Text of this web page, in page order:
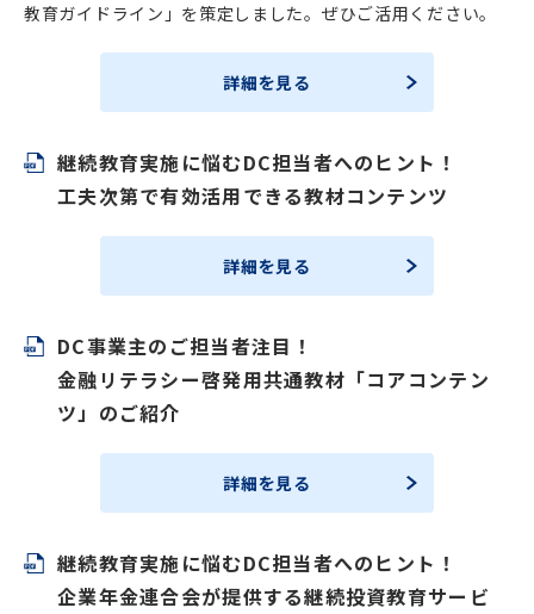
教育ガイドライン」を策定しました。ぜひご活用ください。
詳細を見る
継続教育実施に悩むDC担当者へのヒント！
工夫次第で有効活用できる教材コンテンツ
詳細を見る
DC事業主のご担当者注目！
金融リテラシー啓発用共通教材「コアコンテン
ツ」のご紹介
詳細を見る
継続教育実施に悩むDC担当者へのヒント！
企業年金連合会が提供する継続投資教育サービ